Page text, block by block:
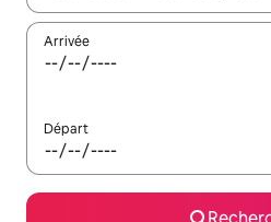
Arrivée
Départ